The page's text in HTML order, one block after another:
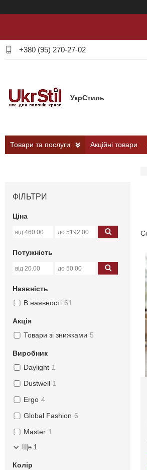
+380 (95) 270-27-02
УкрСтиль
Товари та послуги Акційні товари
ФІЛЬТРИ
Ціна
Потужність
Наявність
В наявності 61
Акція
Товари зі знижками 5
Виробник
Daylight 1
Dustwell 1
Ergo 4
Global Fashion 6
Master 1
Ще 1
Колір